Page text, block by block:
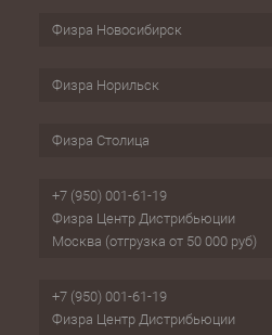
Физра Новосибирск
Физра Норильск
Физра Столица
+7 (950) 001-61-19
Физра Центр Дистрибьюции
Москва (отгрузка от 50 000 руб)
+7 (950) 001-61-19
Физра Центр Дистрибьюции